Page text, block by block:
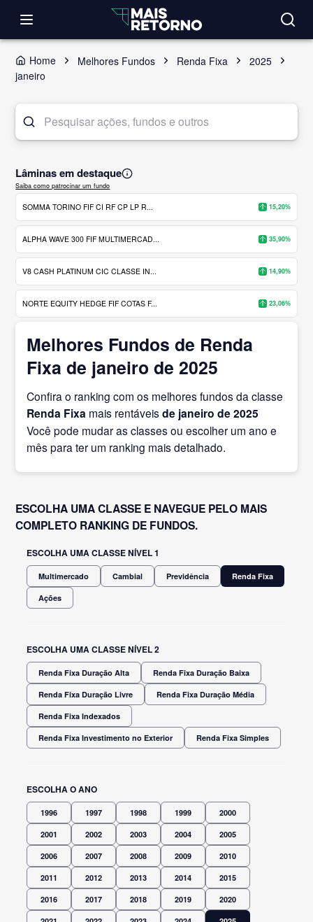
Home Melhores Fundos Renda Fixa
2025
janeiro
Lâminas em destaque
Saiba como patrocinar um fundo
SOMMA TORINO FIF CI RF CP LP R... 15,20%
ALPHA WAVE 300 FIF MULTIMERCAD... 35,90%
V8 CASH PLATINUM CIC CLASSE IN... 14,90%
NORTE EQUITY HEDGE FIF COTAS F... 23,06%
Melhores Fundos de Renda
Fixa de janeiro de 2025
Confira o ranking com os melhores fundos da classe
Renda Fixa mais rentáveisde janeiro de 2025
Você pode mudar as classes ou escolher um ano e
mês para ter um ranking mais detalhado.
ESCOLHA UMA CLASSE E NAVEGUE PELO MAIS
COMPLETO RANKING DE FUNDOS.
ESCOLHA UMA CLASSE NÍVEL 1
Multimercado Cambial Previdência Renda Fixa
Ações
ESCOLHA UMA CLASSE NÍVEL 2
Renda Fixa Duração Alta Renda Fixa Duração Baixa
Renda Fixa Duração Livre Renda Fixa Duração Média
Renda Fixa Indexados
Renda Fixa Investimento no Exterior Renda Fixa Simples
ESCOLHA O ANO
1996 1997 1998 1999 2000
2001 2002 2003 2004 2005
2006 2007 2008 2009 2010
2011 2012 2013 2014 2015
2016 2017 2018 2019 2020